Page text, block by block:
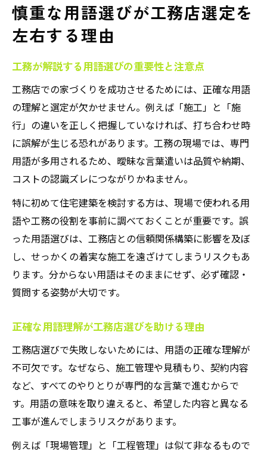
慎重な用語選びが工務店選定を
左右する理由
工務が解説する用語選びの重要性と注意点
工務店での家づくりを成功させるためには、正確な用語
の理解と選定が欠かせません。例えば「施工」と「施
行」の違いを正しく把握していなければ、打ち合わせ時
に誤解が生じる恐れがあります。工務の現場では、専門
用語が多用されるため、曖昧な言葉遣いは品質や納期、
コストの認識ズレにつながりかねません。
特に初めて住宅建築を検討する方は、現場で使われる用
語や工務の役割を事前に調べておくことが重要です。誤
った用語選びは、工務店との信頼関係構築に影響を及ぼ
し、せっかくの着実な施工を遠ざけてしまうリスクもあ
ります。分からない用語はそのままにせず、必ず確認・
質問する姿勢が大切です。
正確な用語理解が工務店選びを助ける理由
工務店選びで失敗しないためには、用語の正確な理解が
不可欠です。なぜなら、施工管理や見積もり、契約内容
など、すべてのやりとりが専門的な言葉で進むからで
す。用語の意味を取り違えると、希望した内容と異なる
工事が進んでしまうリスクがあります。
例えば「現場管理」と「工程管理」は似て非なるもので